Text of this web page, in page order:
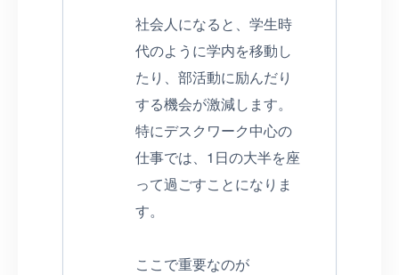
社会人になると、学生時
代のように学内を移動し
たり、部活動に励んだり
する機会が激減します。
特にデスクワーク中心の
仕事では、1日の大半を座
って過ごすことになりま
す。
ここで重要なのが